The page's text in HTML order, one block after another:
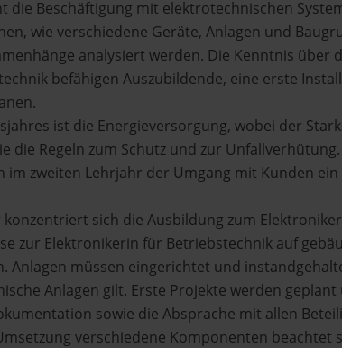
die Beschäftigung mit elektrotechnischen
wie verschiedene Geräte, Anlagen und
analysiert werden. Die Kenntnis über
befähigen Auszubildende, eine erste
ist die Energieversorgung, wobei der
die Regeln zum Schutz und zur
zweiten Lehrjahr der Umgang mit Kunden ein
sich die Ausbildung zum
zur Elektronikerin für Betriebstechnik auf
Anlagen müssen eingerichtet und
Anlagen gilt. Erste Projekte werden geplant
sowie die Absprache mit allen
verschiedene Komponenten beachtet